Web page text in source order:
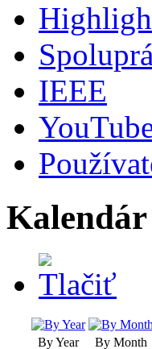
IEEE
By Year By Month